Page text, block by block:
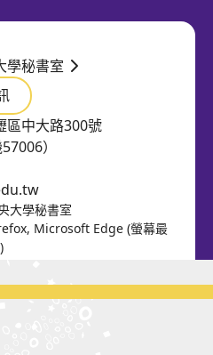
區中大路300號
）
學秘書室
大學秘書室
Microsoft Edge (螢幕最